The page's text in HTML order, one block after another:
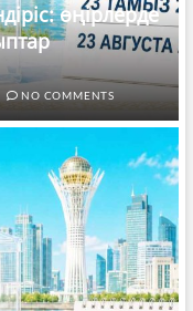
өңірлерде
NO COMMENTS